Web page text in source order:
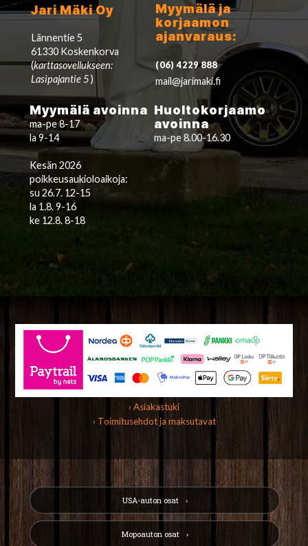
Jari Mäki Oy
Lännentie 5
61330 Koskenkorva
(karttasovellukseen:
Lasipajantie 5)
Myymälä ja
korjaamon
ajanvaraus:
(06) 4229 888
mail@jarimaki.fi
Myymälä avoinna
ma-pe 8-17
la 9-14
Kesän 2026
poikkeusaukioloaikoja:
su 26.7. 12-15
la 1.8. 9-16
ke 12.8. 8-18
Huoltokorjaamo
avoinna
ma-pe 8.00-16.30
› Asiakastuki
› Toimitusehdot ja maksutavat
USA-auton osat
Mopoauton osat